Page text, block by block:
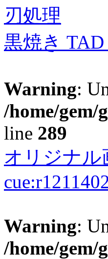
刃処理
黒焼き
Warning:
/home/
line 289
オリジナル
Warning:
/home/